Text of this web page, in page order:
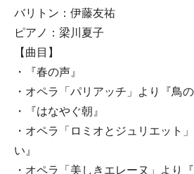
バリトン：伊藤友祐
ピアノ：梁川夏子
【曲目】
・『春の声』
・オペラ「パリアッチ」より『鳥の
・『はなやぐ朝』
・オペラ「ロミオとジュリエット
い』
・オペラ「美しきエレーヌ」より